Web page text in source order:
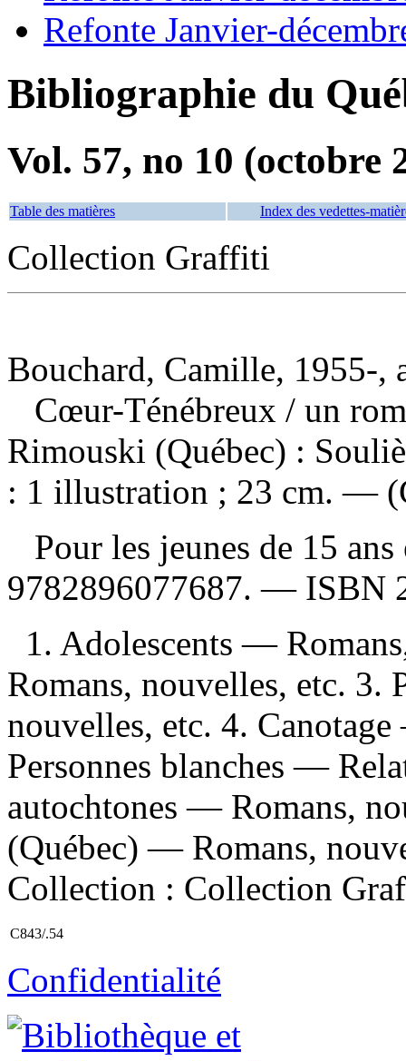
Refonte Janvier-
Bibliographie du
Vol. 57, no 10 (octobre
Table des matières Index des vedettes-
Collection Graffiti
Bouchard, Camille, 1955-,
Cœur-Ténébreux / un
Rimouski (Québec) :
: 1 illustration ; 23 cm. —
Pour les jeunes de 15
9782896077687. — ISBN
1. Adolescents —
Romans, nouvelles, etc. 3.
nouvelles, etc. 4.
Personnes blanches —
autochtones — Romans,
(Québec) — Romans,
Collection : Collection
C843/.54
Confidentialité